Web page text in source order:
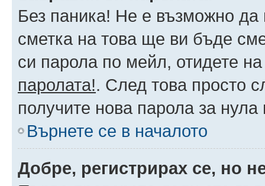
Без паника! Не е възможно да
сметка на това ще ви бъде
си парола по мейл, отидете
паролата!. След това просто
получите нова парола за
Върнете се в началото
Добре, регистрирах се, но